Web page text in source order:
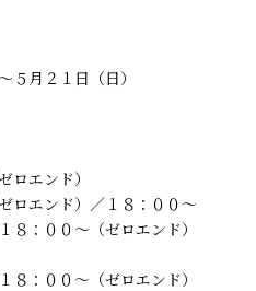
５月２１日（日）
ロエンド）
ロエンド）／１８：００～
８：００～（ゼロエンド）
８：００～（ゼロエンド）